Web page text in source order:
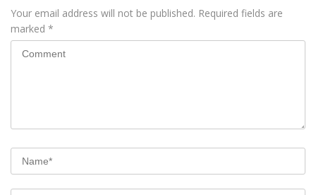
Your email address will not be published. Required fields are
marked *